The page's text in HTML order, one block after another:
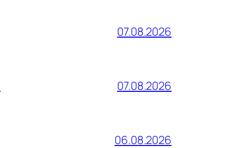
07.08.2026
07.08.2026
06.08.2026